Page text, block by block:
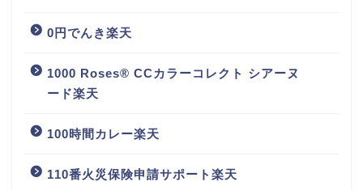
0円でんき楽天
1000 Roses® CCカラーコレクト シアーヌ
ード楽天
100時間カレー楽天
110番火災保険申請サポート楽天